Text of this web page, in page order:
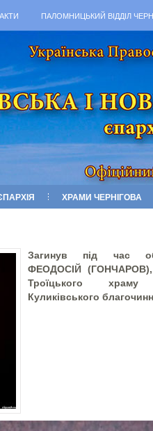
ПАЛОМНИЦЬКИЙ ВІДДІЛ
ХРАМИ ЧЕРНІГОВА
Загинув під час
ФЕОДОСІЙ (ГОНЧАРОВ),
Троїцького
Куликівського